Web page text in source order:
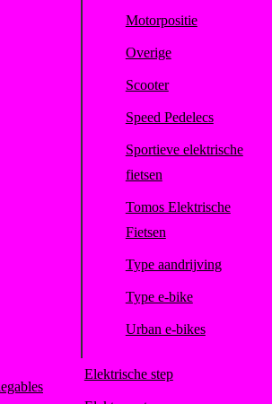
Motorpositie
Overige
Scooter
Speed Pedelecs
Sportieve elektrische
fietsen
Tomos Elektrische
Fietsen
Type aandrijving
Type e-bike
Urban e-bikes
Elektrische step